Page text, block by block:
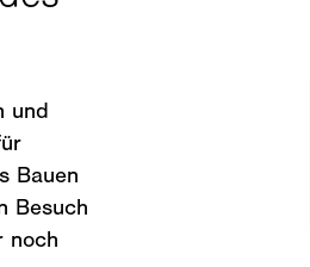
und
Bauen
Besuch
noch